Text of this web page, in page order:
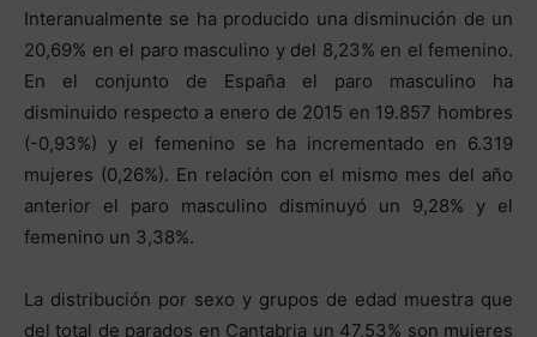
Interanualmente se ha producido una disminución de un
20,69% en el paro masculino y del 8,23% en el femenino.
En el conjunto de España el paro masculino ha
disminuido respecto a enero de 2015 en 19.857 hombres
(-0,93%) y el femenino se ha incrementado en 6.319
mujeres (0,26%). En relación con el mismo mes del año
anterior el paro masculino disminuyó un 9,28% y el
femenino un 3,38%.
La distribución por sexo y grupos de edad muestra que
del total de parados en Cantabria un 47,53% son mujeres